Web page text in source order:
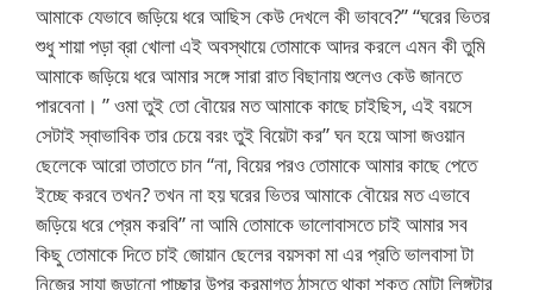
আমাকে যেভাবে জড়িয়ে ধরে আছিস কেউ দেখলে কী ভাববে?” “ঘরের ভিতর
শুধু শায়া পড়া ব্রা খোলা এই অবস্থায়ে তোমাকে আদর করলে এমন কী তুমি
আমাকে জড়িয়ে ধরে আমার সঙ্গে সারা রাত বিছানায় শুলেও কেউ জানতে
পারবেনা। ” ওমা তুই তো বৌয়ের মত আমাকে কাছে চাইছিস, এই বয়সে
সেটাই স্বাভাবিক তার চেয়ে বরং তুই বিয়েটা কর” ঘন হয়ে আসা জওয়ান
ছেলেকে আরো তাতাতে চান “না, বিয়ের পরও তোমাকে আমার কাছে পেতে
ইচ্ছে করবে তখন? তখন না হয় ঘরের ভিতর আমাকে বৌয়ের মত এভাবে
জড়িয়ে ধরে প্রেম করবি” না আমি তোমাকে ভালোবাসতে চাই আমার সব
কিছু তোমাকে দিতে চাই জোয়ান ছেলের বয়সকা মা এর প্রতি ভালবাসা টা
নিজের সাযা জড়ানো পাচ্ছার উপর ক্রমাগত ঠাসতে থাকা শক্ত মোটা লিঙ্গটার